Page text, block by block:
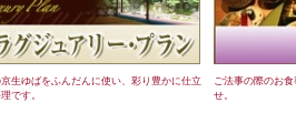
生ゆばをふんだんに使い、彩り豊かに仕立
です。
ご法事の際のお
せ。